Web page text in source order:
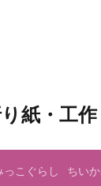
紙・工作
っこぐらし ちい